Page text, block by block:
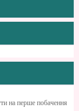
на перше побачення